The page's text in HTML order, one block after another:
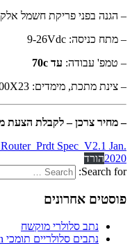
– הגנה בפני פריקת חשמל
– מתח כניסה: 9-26Vdc
– טמפ' עבודה: עד 70c
– צינת מתכת, מימדים: 100X100X23
– מחיר צרכן – לקבלת הצעת
Spec_V2.1 Jan.
2020הורד
Search for:
פוסטים אחרונים
נתב סלולרי מוקשח
נתבים סלולריים תומכי Python